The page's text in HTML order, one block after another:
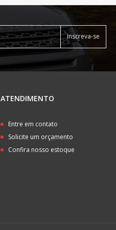
Inscreva-se
ATENDIMENTO
Entre em contato
Solicite um orçamento
Confira nosso estoque